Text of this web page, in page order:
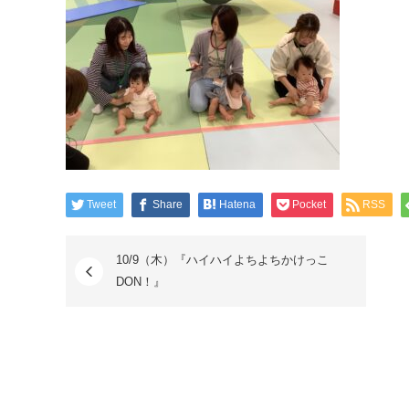
Tweet Share Hatena Pocket RSS
10/9（木）『ハイハイよちよちかけっこ
DON！』